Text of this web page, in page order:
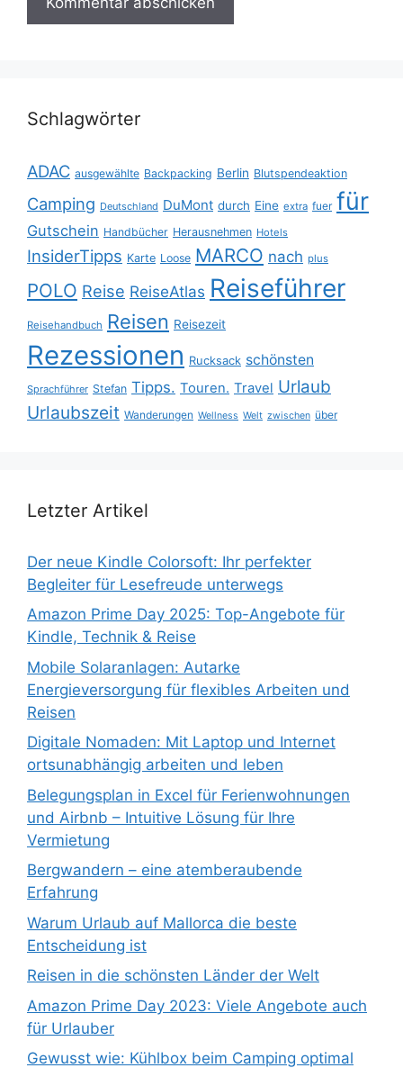
Schlagwörter
ADAC ausgewählte Backpacking Berlin Blutspendeaktion
Camping Deutschland DuMont durch Eine extra fuer für
Gutschein Handbücher Herausnehmen Hotels
InsiderTipps Karte Loose MARCO nach plus
POLO Reise ReiseAtlas Reiseführer
Reisehandbuch Reisen Reisezeit
Rezessionen Rucksack schönsten
Sprachführer Stefan Tipps. Touren. Travel Urlaub
Urlaubszeit Wanderungen Wellness Welt zwischen über
Letzter Artikel
Der neue Kindle Colorsoft: Ihr perfekter
Begleiter für Lesefreude unterwegs
Amazon Prime Day 2025: Top-Angebote für
Kindle, Technik & Reise
Mobile Solaranlagen: Autarke
Energieversorgung für flexibles Arbeiten und
Reisen
Digitale Nomaden: Mit Laptop und Internet
ortsunabhängig arbeiten und leben
Belegungsplan in Excel für Ferienwohnungen
und Airbnb – Intuitive Lösung für Ihre
Vermietung
Bergwandern – eine atemberaubende
Erfahrung
Warum Urlaub auf Mallorca die beste
Entscheidung ist
Reisen in die schönsten Länder der Welt
Amazon Prime Day 2023: Viele Angebote auch
für Urlauber
Gewusst wie: Kühlbox beim Camping optimal